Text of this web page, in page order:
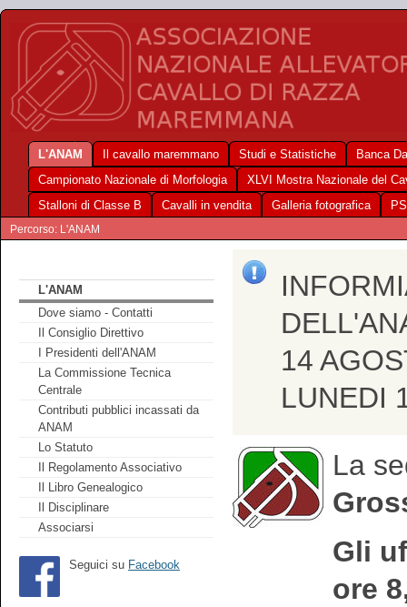
L'ANAM Il cavallo maremmano Studi e Statistiche
Banca
Campionato Nazionale di Morfologia
XLVI Mostra Nazionale del
Stalloni di Classe B
Cavalli in vendita Galleria fotografica
Percorso: L'ANAM
L'ANAM
Dove siamo - Contatti
Il Consiglio Direttivo
I Presidenti dell'ANAM
La Commissione Tecnica
Centrale
Contributi pubblici incassati da
ANAM
Lo Statuto
Il Regolamento Associativo
Il Libro Genealogico
Il Disciplinare
Associarsi
Seguici su Facebook
14
LUNEDI
La
Gli
ore